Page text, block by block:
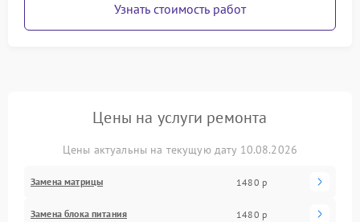
Узнать стоимость работ
Цены на услуги ремонта
Цены актуальны на текущую дату 10.08.2026
Замена матрицы 1480 р
Замена блока питания 1480 р